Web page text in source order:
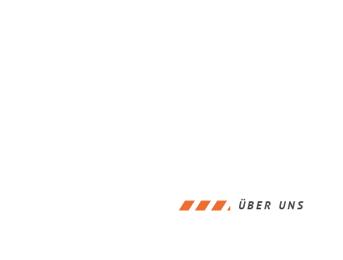
ÜBER UNS